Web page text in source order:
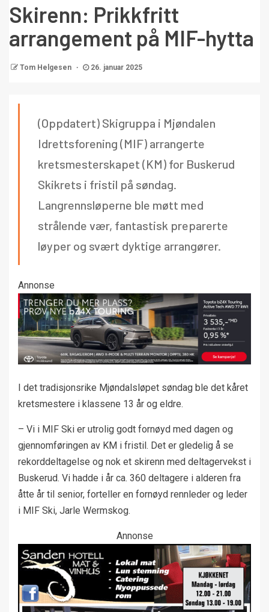
Skirenn: Prikkfritt
arrangement på MIF-hytta
Tom Helgesen 26. januar 2025
(Oppdatert) Skigruppa i Mjøndalen
Idrettsforening (MIF) arrangerte
kretsmesterskapet (KM) for Buskerud
Skikrets i fristil på søndag.
Langrennsløperne ble møtt med
strålende vær, fantastisk preparerte
løyper og svært dyktige arrangører.
Annonse
I det tradisjonsrike Mjøndalsløpet søndag ble det kåret
kretsmestere i klassene 13 år og eldre.
– Vi i MIF Ski er utrolig godt fornøyd med dagen og
gjennomføringen av KM i fristil. Det er gledelig å se
rekorddeltagelse og nok et skirenn med deltagervekst i
Buskerud. Vi hadde i år ca. 360 deltagere i alderen fra
åtte år til senior, forteller en fornøyd rennleder og leder
i MIF Ski, Jarle Wermskog.
Annonse